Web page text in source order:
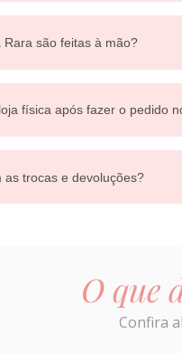
Rara são feitas à mão?
física após fazer o pedido
as trocas e devoluções?
O que
Confira